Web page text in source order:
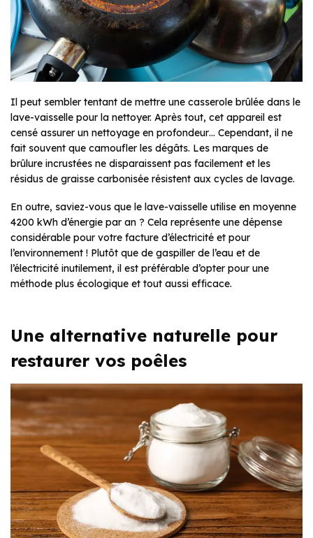
Il peut sembler tentant de mettre une casserole brûlée dans le
lave-vaisselle pour la nettoyer. Après tout, cet appareil est
censé assurer un nettoyage en profondeur… Cependant, il ne
fait souvent que camoufler les dégâts. Les marques de
brûlure incrustées ne disparaissent pas facilement et les
résidus de graisse carbonisée résistent aux cycles de lavage.
En outre, saviez-vous que le lave-vaisselle utilise en moyenne
4200 kWh d’énergie par an ? Cela représente une dépense
considérable pour votre facture d’électricité et pour
l’environnement ! Plutôt que de gaspiller de l’eau et de
l’électricité inutilement, il est préférable d’opter pour une
méthode plus écologique et tout aussi efficace.
Une alternative naturelle pour
restaurer vos poêles